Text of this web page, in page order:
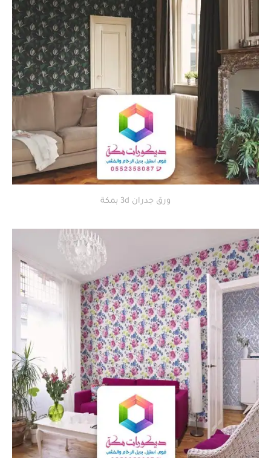
ورق جدران 3d بمكة